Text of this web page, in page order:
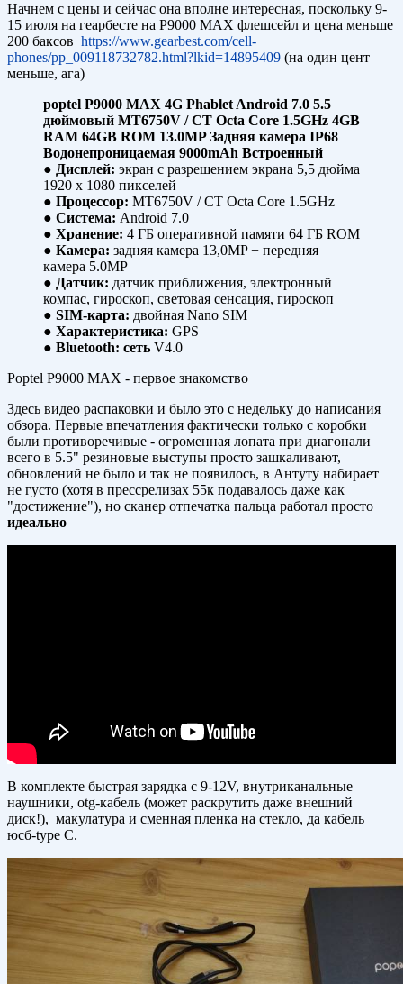
Начнем с цены и сейчас она вполне интересная, поскольку 9-
15 июля на геарбесте на P9000 MAX флешсейл и цена меньше
200 баксов https://www.gearbest.com/cell-
phones/pp_009118732782.html?lkid=14895409 (на один цент
меньше, ага)
poptel P9000 MAX 4G Phablet Android 7.0 5.5
дюймовый MT6750V / CT Octa Core 1.5GHz 4GB
RAM 64GB ROM 13.0MP Задняя камера IP68
Водонепроницаемая 9000mAh Встроенный
● Дисплей: экран с разрешением экрана 5,5 дюйма
1920 x 1080 пикселей
● Процессор: MT6750V / CT Octa Core 1.5GHz
● Система: Android 7.0
● Хранение: 4 ГБ оперативной памяти 64 ГБ ROM
● Камера: задняя камера 13,0MP + передняя
камера 5.0MP
● Датчик: датчик приближения, электронный
компас, гироскоп, световая сенсация, гироскоп
● SIM-карта: двойная Nano SIM
● Характеристика: GPS
● Bluetooth: сеть V4.0
Poptel P9000 MAX - первое знакомство
Здесь видео распаковки и было это с недельку до написания
обзора. Первые впечатления фактически только с коробки
были противоречивые - огроменная лопата при диагонали
всего в 5.5" резиновые выступы просто зашкаливают,
обновлений не было и так не появилось, в Антуту набирает
не густо (хотя в прессрелизах 55к подавалось даже как
"достижение"), но сканер отпечатка пальца работал просто
идеально
В комплекте быстрая зарядка с 9-12V, внутриканальные
наушники, otg-кабель (может раскрутить даже внешний
диск!), макулатура и сменная пленка на стекло, да кабель
юсб-type C.